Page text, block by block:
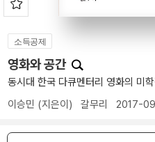
소득공제
영화와 공간
동시대 한국 다큐멘터리 영화의 미
이승민 (지은이) 갈무리 2017-